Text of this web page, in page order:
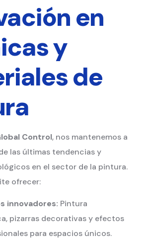
en
y
de
Control, nos mantenemos a
las últimas tendencias y
en el sector de la pintura.
ofrecer:
innovadores: Pintura
pizarras decorativas y efectos
para espacios únicos.